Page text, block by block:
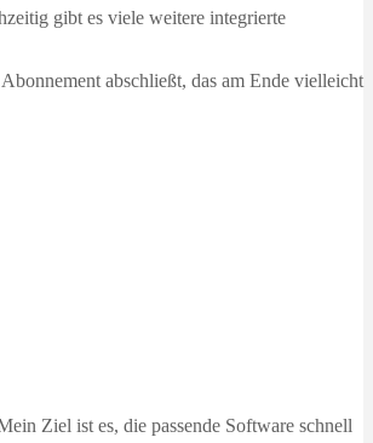
gibt es viele weitere integrierte
abschließt, das am Ende vielleicht
Ziel ist es, die passende Software schnell